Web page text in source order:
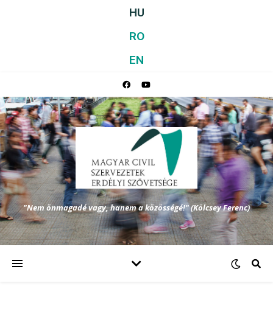
HU
RO
EN
"Nem önmagadé vagy, hanem a közösségé!" (Kölcsey Ferenc)